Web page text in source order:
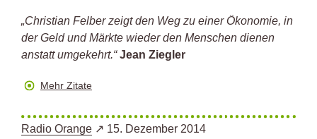
„Christian Felber zeigt den Weg zu einer Ökonomie, in
der Geld und Märkte wieder den Menschen dienen
anstatt umgekehrt.“Jean Ziegler
Mehr Zitate
Radio Orange 15. Dezember 2014